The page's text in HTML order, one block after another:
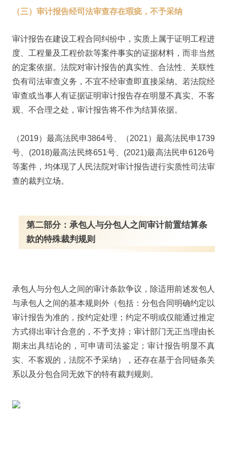
（三）审计报告经司法审查存在瑕疵，不予采纳
审计报告在建设工程合同纠纷中，实质上属于证明工程进
度、工程量及工程价款等案件事实的证据材料，而非当然
的定案依据。法院对审计报告的真实性、合法性、关联性
负有司法审查义务，不宜不经审查即直接采纳。若法院经
审查或当事人有证据证明审计报告存在明显不真实、不客
观、不合理之处，审计报告将不作为结算依据。
（2019）最高法民申3864号、（2021）最高法民申1739
号、(2018)最高法民终651号、(2021)最高法民申6126号
等案件，均体现了人民法院对审计报告进行实质性司法审
查的裁判立场。
第二部分：承包人与分包人之间审计前置结算条
款的特殊裁判规则
承包人与分包人之间的审计条款争议，除适用前述发包人
与承包人之间的基本规则外（包括：分包合同明确约定以
审计报告为准的，按约定处理；约定不明或仅能通过推定
方式得出审计合意的，不予支持；审计部门无正当理由长
期未出具结论的，可申请司法鉴定；审计报告明显不真
实、不客观的，法院不予采纳），还存在基于合同链条关
系以及分包合同无效下的特有裁判规则。